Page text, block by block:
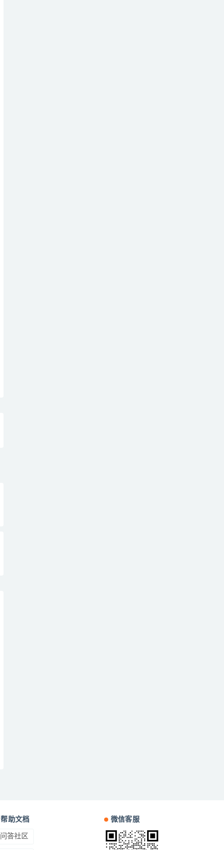
帮助文档
问答社区
微信客服